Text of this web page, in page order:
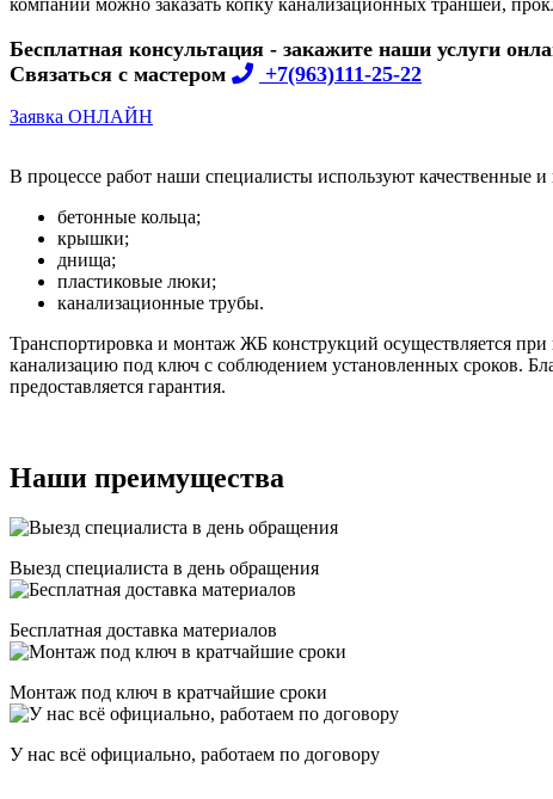
Бесплатная консультация - закажите наши услуги
Связаться с мастером
+7(963)111-25-22
Заявка ОНЛАЙН
В процессе работ наши специалисты используют качественные
бетонные кольца;
крышки;
днища;
пластиковые люки;
канализационные трубы.
Транспортировка и монтаж ЖБ конструкций осуществляется
канализацию под ключ с соблюдением установленных сроков.
предоставляется гарантия.
Наши преимущества
Выезд специалиста в день обращения
Бесплатная доставка материалов
Монтаж под ключ в кратчайшие сроки
У нас всё официально, работаем по договору